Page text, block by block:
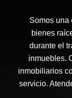
Somos una
bienes
durante el
inmuebles.
inmobiliarios
servicio.